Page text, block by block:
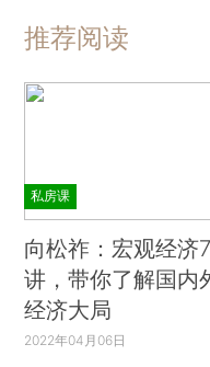
推荐阅读
私房课
向松祚：宏观经济
讲，带你了解国内
经济大局
2022年04月06日